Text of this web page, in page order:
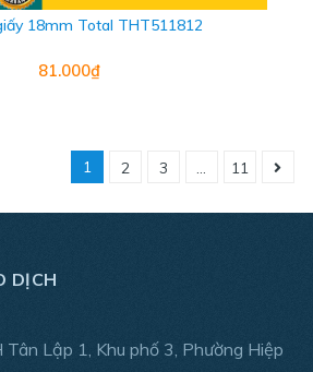
18mm Total THT511812
81.000₫
1 2 3 ... 11
DỊCH
Lập 1, Khu phố 3, Phường Hiệp